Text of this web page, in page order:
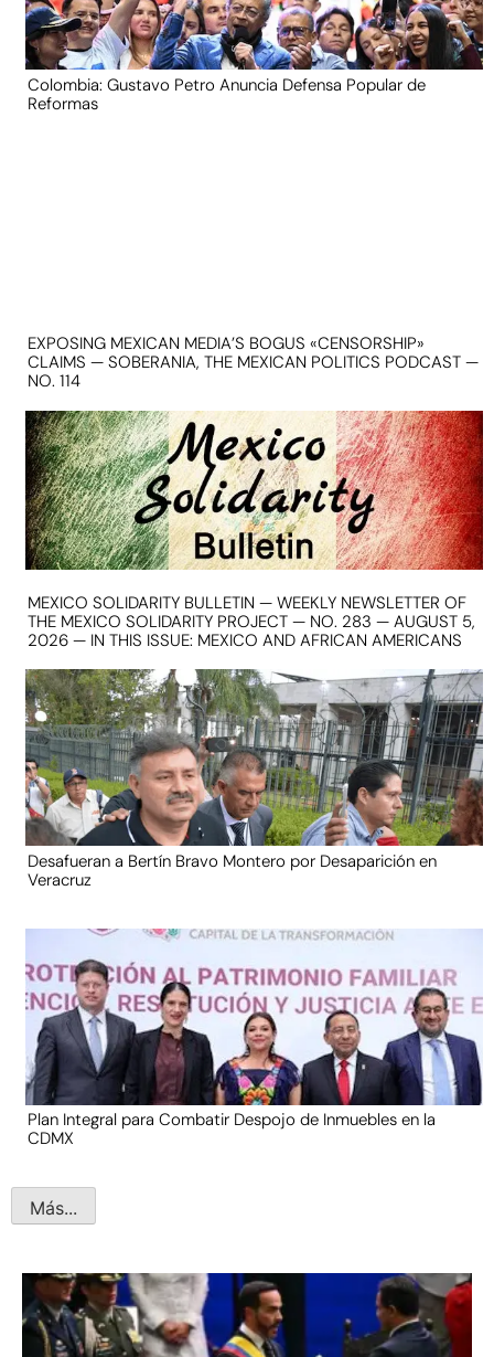
Colombia: Gustavo Petro Anuncia Defensa Popular de
Reformas
EXPOSING MEXICAN MEDIA’S BOGUS «CENSORSHIP»
CLAIMS — SOBERANIA, THE MEXICAN POLITICS PODCAST —
NO. 114
MEXICO SOLIDARITY BULLETIN — WEEKLY NEWSLETTER OF
THE MEXICO SOLIDARITY PROJECT — NO. 283 — AUGUST 5,
2026 — IN THIS ISSUE: MEXICO AND AFRICAN AMERICANS
Desafueran a Bertín Bravo Montero por Desaparición en
Veracruz
Plan Integral para Combatir Despojo de Inmuebles en la
CDMX
Más...